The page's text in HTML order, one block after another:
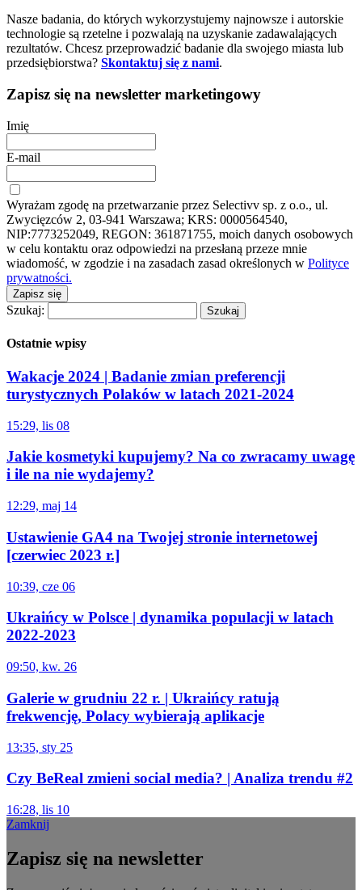
Nasze badania, do których wykorzystujemy najnowsze i autorskie
technologie są rzetelne i pozwalają na uzyskanie zadawalających
rezultatów. Chcesz przeprowadzić badanie dla swojego miasta lub
przedsiębiorstwa? Skontaktuj się z nami.
Zapisz się na newsletter marketingowy
Imię
E-mail
Wyrażam zgodę na przetwarzanie przez Selectivv sp. z o.o., ul.
Zwycięzców 2, 03-941 Warszawa; KRS: 0000564540,
NIP:7773252049, REGON: 361871755, moich danych osobowych
w celu kontaktu oraz odpowiedzi na przesłaną przeze mnie
wiadomość, w zgodzie i na zasadach zasad określonych w Polityce
prywatności.
Zapisz się
Szukaj:
Ostatnie wpisy
Wakacje 2024 | Badanie zmian preferencji
turystycznych Polaków w latach 2021-2024
15:29, lis 08
Jakie kosmetyki kupujemy? Na co zwracamy uwagę
i ile na nie wydajemy?
12:29, maj 14
Ustawienie GA4 na Twojej stronie internetowej
[czerwiec 2023 r.]
10:39, cze 06
Ukraińcy w Polsce | dynamika populacji w latach
2022-2023
09:50, kw. 26
Galerie w grudniu 22 r. | Ukraińcy ratują
frekwencję, Polacy wybierają aplikacje
13:35, sty 25
Czy BeReal zmieni social media? | Analiza trendu #2
16:28, lis 10
Zamknij
Zapisz się na newsletter